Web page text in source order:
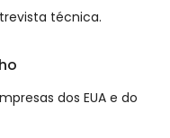
técnica.
dos EUA e do